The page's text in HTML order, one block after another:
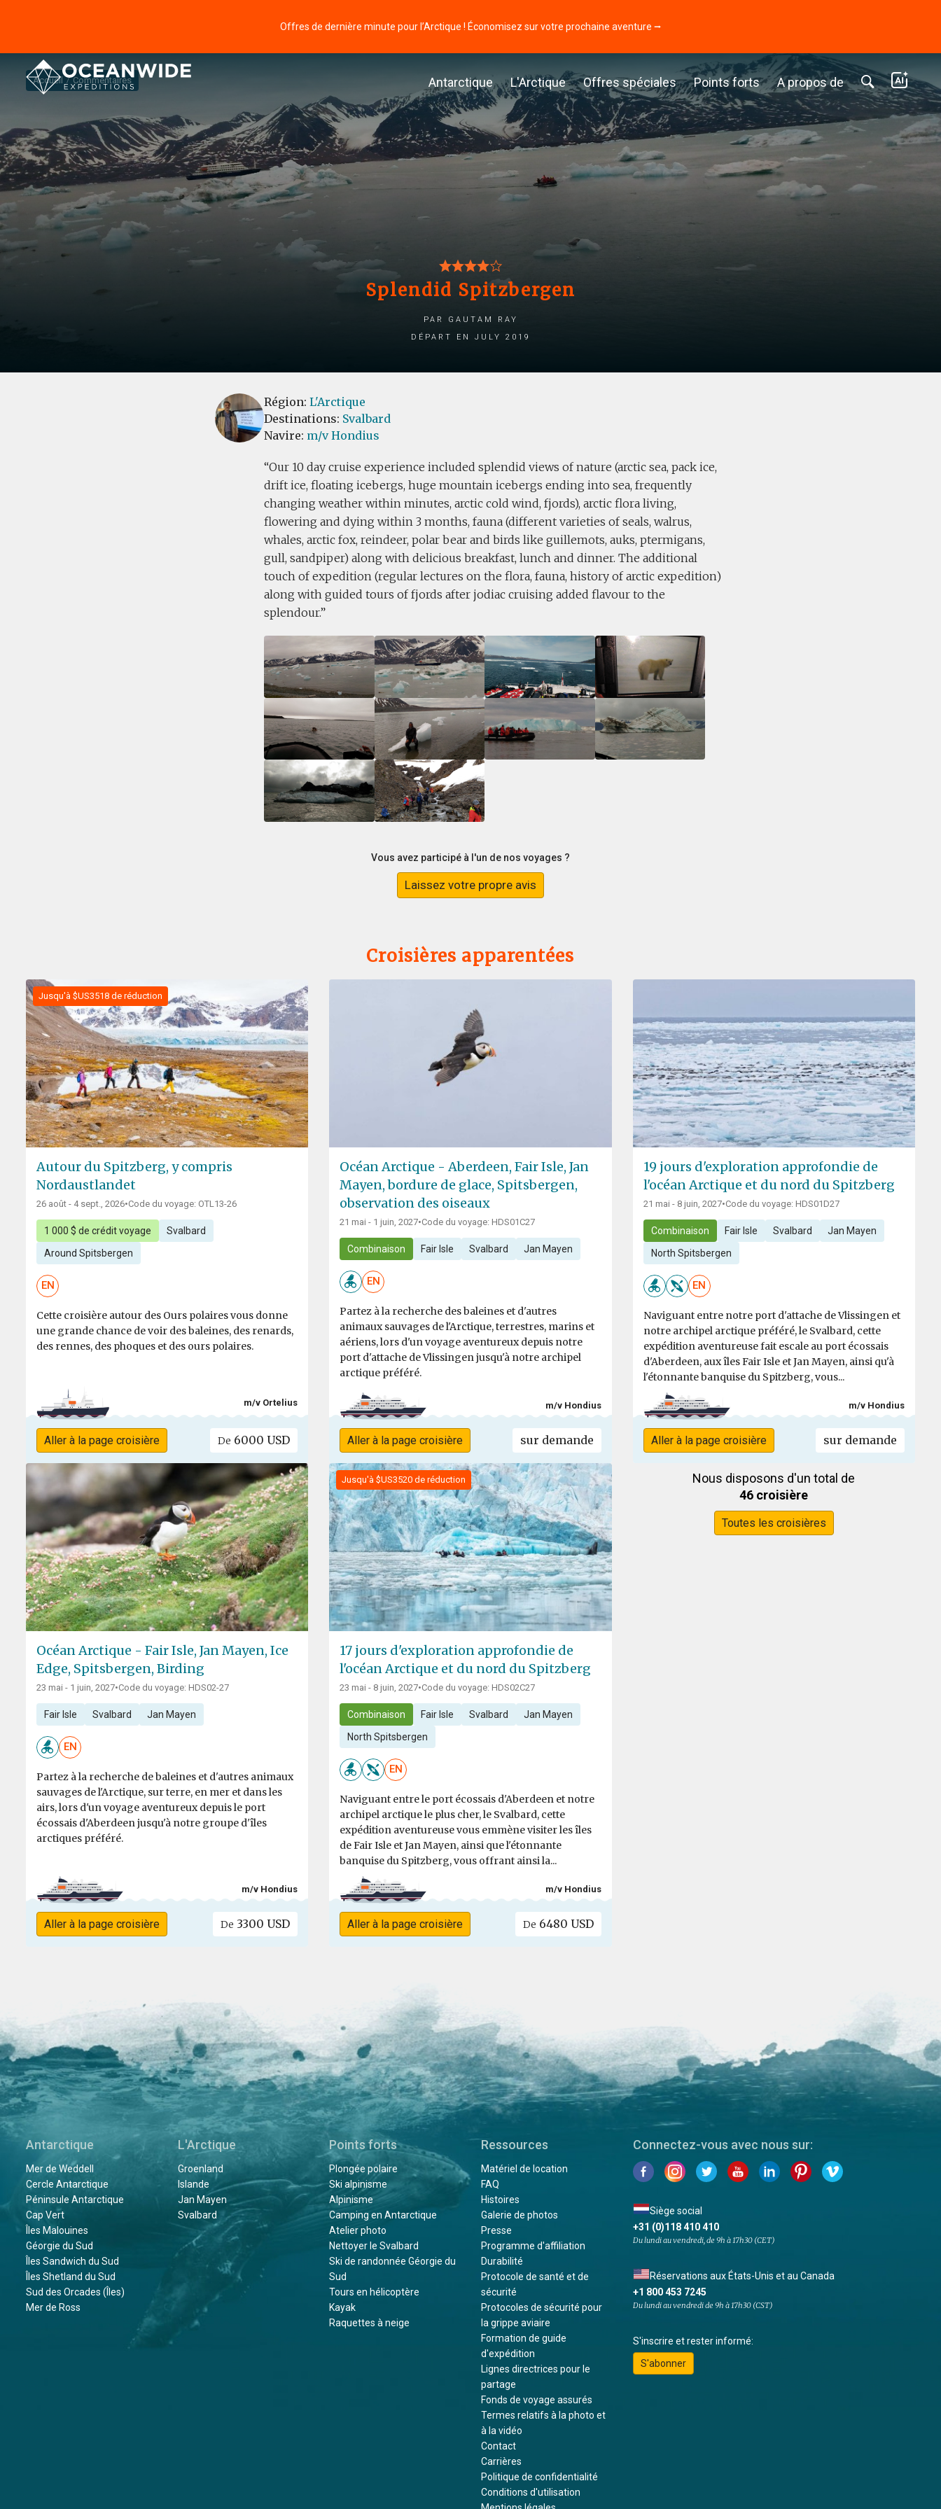
Offres de dernière minute pour l’Arctique ! Économisez sur votre prochaine aventure ⭢
Antarctique L'Arctique Offres spéciales Points forts A propos de
Accueil Commentaires
Splendid Spitzbergen
par Gautam Ray
Départ en July 2019
Région: L'Arctique
Destinations: Svalbard
Navire: m/v Hondius
Our 10 day cruise experience included splendid views of nature (arctic sea, pack ice,
drift ice, floating icebergs, huge mountain icebergs ending into sea, frequently
changing weather within minutes, arctic cold wind, fjords), arctic flora living,
flowering and dying within 3 months, fauna (different varieties of seals, walrus,
whales, arctic fox, reindeer, polar bear and birds like guillemots, auks, ptermigans,
gull, sandpiper) along with delicious breakfast, lunch and dinner. The additional
touch of expedition (regular lectures on the flora, fauna, history of arctic expedition)
along with guided tours of fjords after jodiac cruising added flavour to the
splendour.
Vous avez participé à l'un de nos voyages ?
Laissez votre propre avis
Croisières apparentées
Jusqu'à $US3518 de réduction
Autour du Spitzberg, y compris
Nordaustlandet
26 août - 4 sept., 2026•Code du voyage: OTL13-26
1 000 $ de crédit voyage Svalbard
Around Spitsbergen
EN
Cette croisière autour des Ours polaires vous donne
une grande chance de voir des baleines, des renards,
des rennes, des phoques et des ours polaires.
m/v Ortelius
Aller à la page croisière De 6000 USD
Océan Arctique - Aberdeen, Fair Isle, Jan
Mayen, bordure de glace, Spitsbergen,
observation des oiseaux
21 mai - 1 juin, 2027•Code du voyage: HDS01C27
Combinaison Fair Isle Svalbard Jan Mayen
EN
Partez à la recherche des baleines et d'autres
animaux sauvages de l'Arctique, terrestres, marins et
aériens, lors d'un voyage aventureux depuis notre
port d'attache de Vlissingen jusqu'à notre archipel
arctique préféré.
m/v Hondius
Aller à la page croisière sur demande
19 jours d'exploration approfondie de
l'océan Arctique et du nord du Spitzberg
21 mai - 8 juin, 2027•Code du voyage: HDS01D27
Combinaison Fair Isle Svalbard Jan Mayen
North Spitsbergen
EN
Naviguant entre notre port d'attache de Vlissingen et
notre archipel arctique préféré, le Svalbard, cette
expédition aventureuse fait escale au port écossais
d'Aberdeen, aux îles Fair Isle et Jan Mayen, ainsi qu'à
l'étonnante banquise du Spitzberg, vous...
m/v Hondius
Aller à la page croisière sur demande
Océan Arctique - Fair Isle, Jan Mayen, Ice
Edge, Spitsbergen, Birding
23 mai - 1 juin, 2027•Code du voyage: HDS02-27
Fair Isle Svalbard Jan Mayen
EN
Partez à la recherche de baleines et d'autres animaux
sauvages de l'Arctique, sur terre, en mer et dans les
airs, lors d'un voyage aventureux depuis le port
écossais d'Aberdeen jusqu'à notre groupe d'îles
arctiques préféré.
m/v Hondius
Aller à la page croisière De 3300 USD
Jusqu'à $US3520 de réduction
17 jours d'exploration approfondie de
l'océan Arctique et du nord du Spitzberg
23 mai - 8 juin, 2027•Code du voyage: HDS02C27
Combinaison Fair Isle Svalbard Jan Mayen
North Spitsbergen
EN
Naviguant entre le port écossais d'Aberdeen et notre
archipel arctique le plus cher, le Svalbard, cette
expédition aventureuse vous emmène visiter les îles
de Fair Isle et Jan Mayen, ainsi que l'étonnante
banquise du Spitzberg, vous offrant ainsi la...
m/v Hondius
Aller à la page croisière De 6480 USD
Nous disposons d'un total de
46 croisière
Toutes les croisières
Antarctique
Mer de Weddell
Cercle Antarctique
Péninsule Antarctique
Cap Vert
Îles Malouines
Géorgie du Sud
Îles Sandwich du Sud
Îles Shetland du Sud
Sud des Orcades (Îles)
Mer de Ross
L'Arctique
Groenland
Islande
Jan Mayen
Svalbard
Points forts
Plongée polaire
Ski alpinisme
Alpinisme
Camping en Antarctique
Atelier photo
Nettoyer le Svalbard
Ski de randonnée Géorgie du
Sud
Tours en hélicoptère
Kayak
Raquettes à neige
Ressources
Matériel de location
FAQ
Histoires
Galerie de photos
Presse
Programme d'affiliation
Durabilité
Protocole de santé et de
sécurité
Protocoles de sécurité pour
la grippe aviaire
Formation de guide
d'expédition
Lignes directrices pour le
partage
Fonds de voyage assurés
Termes relatifs à la photo et
à la vidéo
Contact
Carrières
Politique de confidentialité
Conditions d'utilisation
Connectez-vous avec nous sur:
Siège social
+31 (0)118 410 410
Du lundi au vendredi, de 9h à 17h30 (CET)
Réservations aux États-Unis et au Canada
+1 800 453 7245
Du lundi au vendredi de 9h à 17h30 (CST)
S'inscrire et rester informé:
S'abonner